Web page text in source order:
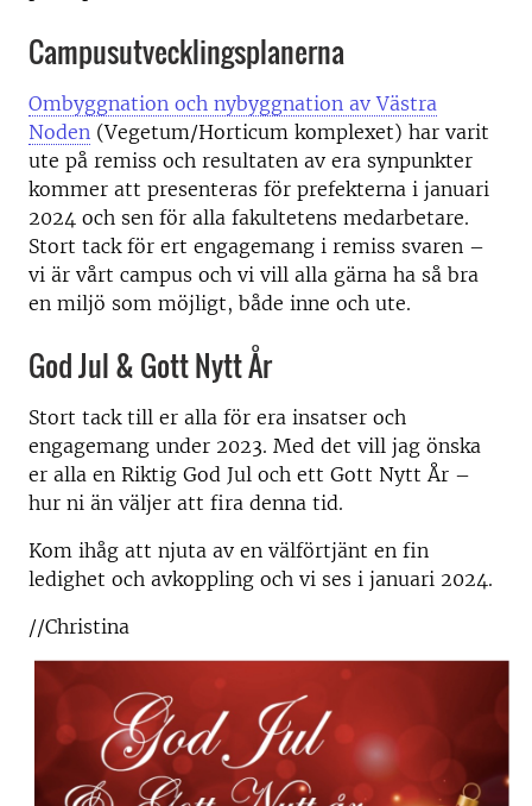
Campusutvecklingsplanerna
Ombyggnation och nybyggnation av Västra
Noden (Vegetum/Horticum komplexet) har varit
ute på remiss och resultaten av era synpunkter
kommer att presenteras för prefekterna i januari
2024 och sen för alla fakultetens medarbetare.
Stort tack för ert engagemang i remiss svaren –
vi är vårt campus och vi vill alla gärna ha så bra
en miljö som möjligt, både inne och ute.
God Jul & Gott Nytt År
Stort tack till er alla för era insatser och
engagemang under 2023. Med det vill jag önska
er alla en Riktig God Jul och ett Gott Nytt År –
hur ni än väljer att fira denna tid.
Kom ihåg att njuta av en välförtjänt en fin
ledighet och avkoppling och vi ses i januari 2024.
//Christina